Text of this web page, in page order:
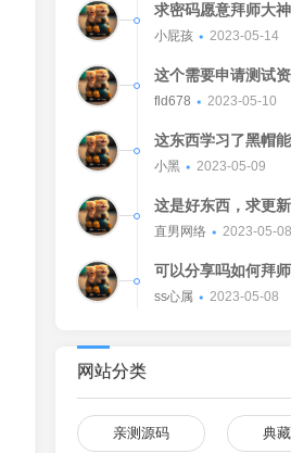
求密码愿意拜师大
小屁孩 2023-05-14
这个需要申请测试
错的东西
fld678 2023-05-10
这东西学习了黑帽
小黑 2023-05-09
这是好东西，求更新
直男网络 2023-05-08
可以分享吗如何拜
吗[Watermelon]
ss心属 2023-05-08
网站分类
亲测源码 典